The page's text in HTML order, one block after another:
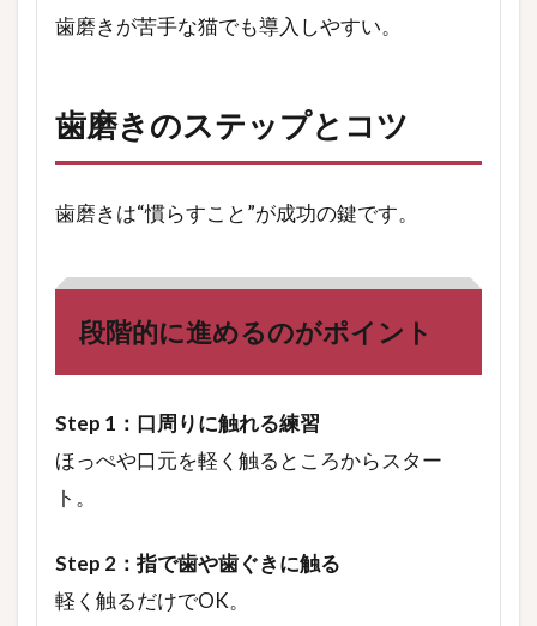
歯磨きが苦手な猫でも導入しやすい。
歯磨きのステップとコツ
歯磨きは“慣らすこと”が成功の鍵です。
段階的に進めるのがポイント
Step 1：口周りに触れる練習
ほっぺや口元を軽く触るところからスター
ト。
Step 2：指で歯や歯ぐきに触る
軽く触るだけでOK。